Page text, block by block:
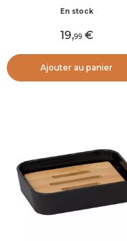
En stock
19,99
Ajouter au panier